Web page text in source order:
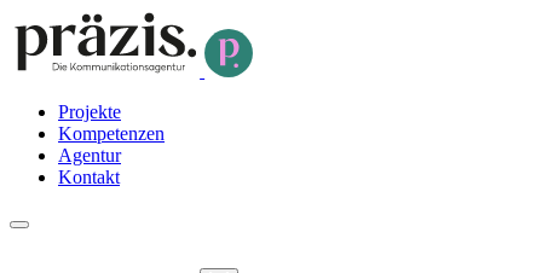
Projekte
Kompetenzen
Agentur
Kontakt